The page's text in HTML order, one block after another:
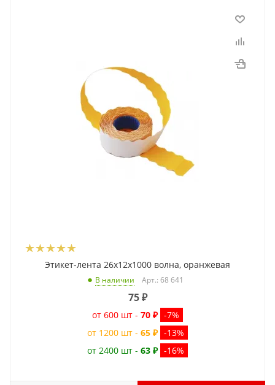
Этикет-лента 26x12x1000 волна, оранжевая
В наличии Арт.: 68 641
75₽
от 600 шт - 70 ₽ -7%
от 1200 шт - 65 ₽ -13%
от 2400 шт - 63 ₽ -16%